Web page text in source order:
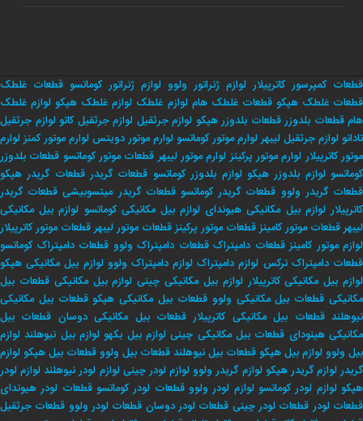
قطعات کمپرسور کاترپیلار لوازم ژنراتور ولوو لوازم ژنراتور کوماتسو قطعات غلطک
قطعات غلطک هپکو قطعات غلطک هام لوازم غلطک لوازم غلطک هپکو لوازم غلطک
هام قطعات بلدوزر قطعات بلدوزر هپکو لوازم جرثقیل لوازم جرثقیل کاتو لوازم جرثقیل
تادانو لوازم جرثقیل لیبهر لوارم موتور کوماتسو لوارم موتور دویتس لوارم موتور کمنز لوارم
موتور کاترپیلار لوارم موتور پرکینز لوارم موتور لیبهر قطعات موتور کوماتسو قطعات بلدوزر
کوماتسو لوازم بلدوزر هپکو لوازم بلدوزر کوماتسو قطعات گریدر قطعات گریدر هپکو
قطعات گریدر ولوو قطعات گریدر کوماتسو قطعات گریدر میتسوبیشی قطعات گریدر
کاترپیلار لوازم بیل مکانیکی هیوندای لوازم بیل مکانیکی کوماتسو لوازم بیل مکانیکی
لیبهرقطعات موتور کامینزقطعات موتور پرکینزقطعات موتور لیبهرقطعات موتور کاترپیلار
لوازم موتور کامینز قطعات دامپتراک قطعات دامپتراک ولوو قطعات دامپتراک کوماتسو
قطعات دامپتراک ترکس لوازم دامپتراک لوازم دامپتراک ولوو لوازم بیل مکانیکی هپکو
لوازم بیل مکانیکی کاترپیلار لوازم بیل مکانیکی چینی لوازم بیل مکانیکی قطعات بیل
مکانیکی قطعات بیل مکانیکی ولوو قطعات بیل مکانیکی هپکو قطعات بیل مکانیکی
نیوهلند قطعات بیل مکانیکی کاترپیلار قطعات بیل مکانیکی دوسان قطعات بیل
مکانیکی هینودای قطعات بیل مکانیکی چینی لوازم بیل بکهو لوازم بیل نیوهلند لوازم
بیل ولوو لوازم بیل هپکوقطعات بیل نیوهلندقطعات بیل ولووقطعات بیل هپکو لوازم
گریدر لوازم گریدر هپکو لوازم گریدر ولوو لوازم لودر چینی لوازم لودر نیوهلند لوازم لودر
هپکو لوازم لودر کوماتسو لوازم لودر ولوو قطعات لودر کوماتسو قطعات لودر هیوندای
قطعات لودر قطعات لودر چینی قطعات لودر دوسان قطعات لودر ولوو قطعات جرثقیل